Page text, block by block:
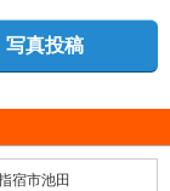
写真投稿
宿市池田